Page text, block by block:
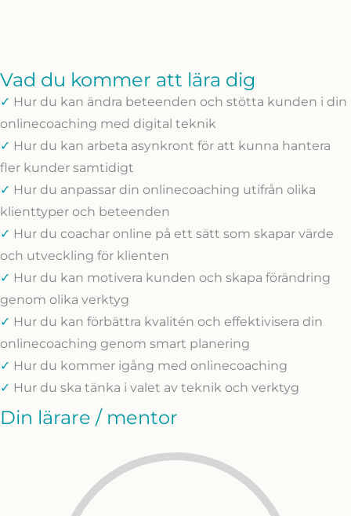
Vad du kommer att lära dig
✓ Hur du kan ändra beteenden och stötta kunden i din
onlinecoaching med digital teknik
✓ Hur du kan arbeta asynkront för att kunna hantera
fler kunder samtidigt
✓ Hur du anpassar din onlinecoaching utifrån olika
klienttyper och beteenden
✓ Hur du coachar online på ett sätt som skapar värde
och utveckling för klienten
✓ Hur du kan motivera kunden och skapa förändring
genom olika verktyg
✓ Hur du kan förbättra kvalitén och effektivisera din
onlinecoaching genom smart planering
✓ Hur du kommer igång med onlinecoaching
✓ Hur du ska tänka i valet av teknik och verktyg
Din lärare / mentor